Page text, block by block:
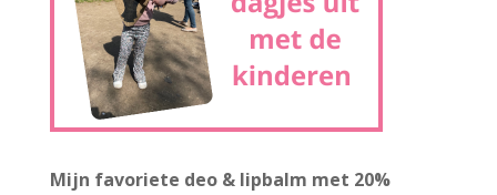
Mijn favoriete deo & lipbalm met 20%